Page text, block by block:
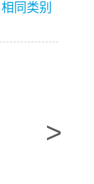
同类别